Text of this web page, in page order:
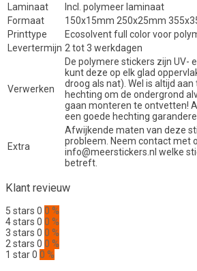
Laminaat
Incl. polymeer laminaat
Formaat
150x15mm 250x25mm
Printtype
Ecosolvent full color voor
Levertermijn 2 tot 3 werkdagen
Verwerken
De polymere stickers zijn UV-
kunt deze op elk glad
droog als nat). Wel is altijd
hechting om de ondergrond
gaan monteren te ontvetten!
een goede hechting
Extra
Afwijkende maten van deze
probleem. Neem contact met
info@meerstickers.nl welke
betreft.
Klant revieuw
5 stars 0 0 %
4 stars 0 0 %
3 stars 0 0 %
2 stars 0 0 %
1 star0 0 %